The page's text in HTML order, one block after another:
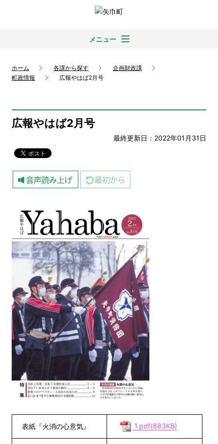
メニュー
ホーム 各課から探す
企画財政課
町政情報
広報やはば2月号
広報やはば2月号
最終更新日：2022年01月31日
表紙『火消の心意気』 1.pdf(883KB)